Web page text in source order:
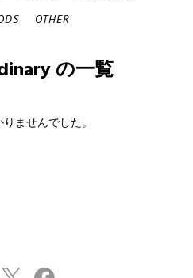
OTHER
の一覧
ませんでした。